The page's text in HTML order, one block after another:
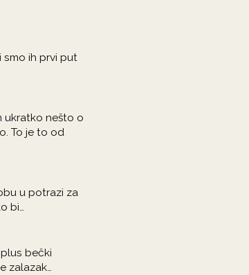
smo ih prvi put
ukratko nešto o
To je to od
u potrazi za
bi…
bečki
zalazak…